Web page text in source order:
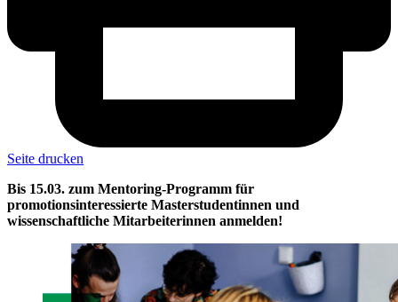
Seite drucken
Bis 15.03. zum Mentoring-Programm für
promotionsinteressierte Masterstudentinnen und
wissenschaftliche Mitarbeiterinnen anmelden!